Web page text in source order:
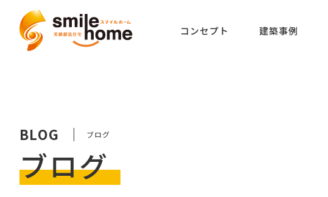
コンセプト 建築事例
BLOG ブログ
ブログ